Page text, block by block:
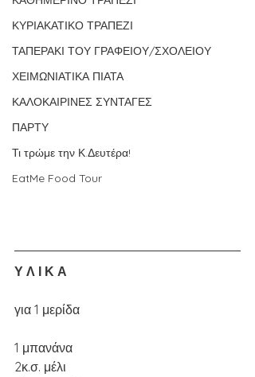
ΚΥΡΙΑΚΑΤΙΚΟ ΤΡΑΠΕΖΙ
ΤΑΠΕΡΑΚΙ ΤΟΥ ΓΡΑΦΕΙΟΥ/ΣΧΟΛΕΙΟΥ
ΧΕΙΜΩΝΙΑΤΙΚΑ ΠΙΑΤΑ
ΚΑΛΟΚΑΙΡΙΝΕΣ ΣΥΝΤΑΓΕΣ
ΠΑΡΤΥ
Τι τρώμε την Κ.Δευτέρα!
EatMe Food Tour
Υ Λ Ι Κ Α
για 1 μερίδα
1 μπανάνα
2κ.σ. μέλι